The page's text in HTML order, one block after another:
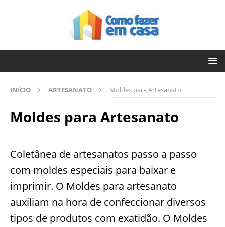
INÍCIO ARTESANATO Moldes para Artesanato
Moldes para Artesanato
Coletânea de artesanatos passo a passo
com moldes especiais para baixar e
imprimir. O Moldes para artesanato
auxiliam na hora de confeccionar diversos
tipos de produtos com exatidão. O Moldes